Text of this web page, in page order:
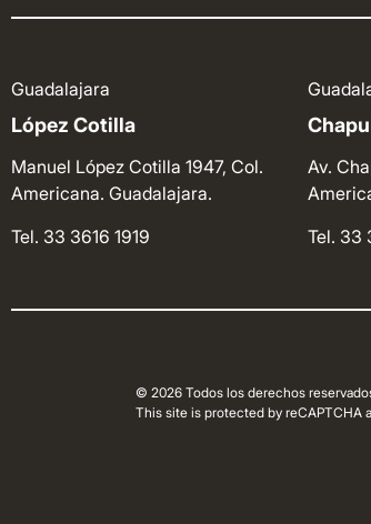
Guadalajara
López Cotilla
Manuel López Cotilla 1947, Col.
Americana. Guadalajara.
Tel. 33 3616 1919
Av.
Tel. 33
© 2026 Todos los derechos
This site is protected by reCAPTCHA